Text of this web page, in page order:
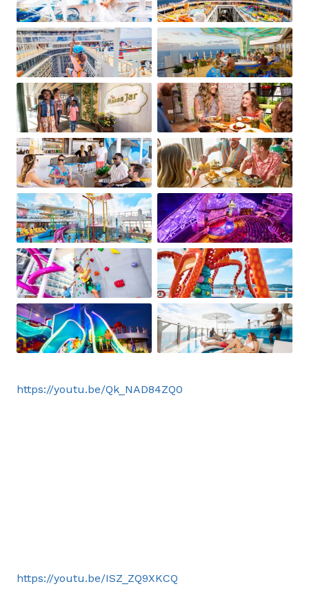
https://youtu.be/Qk_NAD84ZQ0
https://youtu.be/ISZ_ZQ9XKCQ